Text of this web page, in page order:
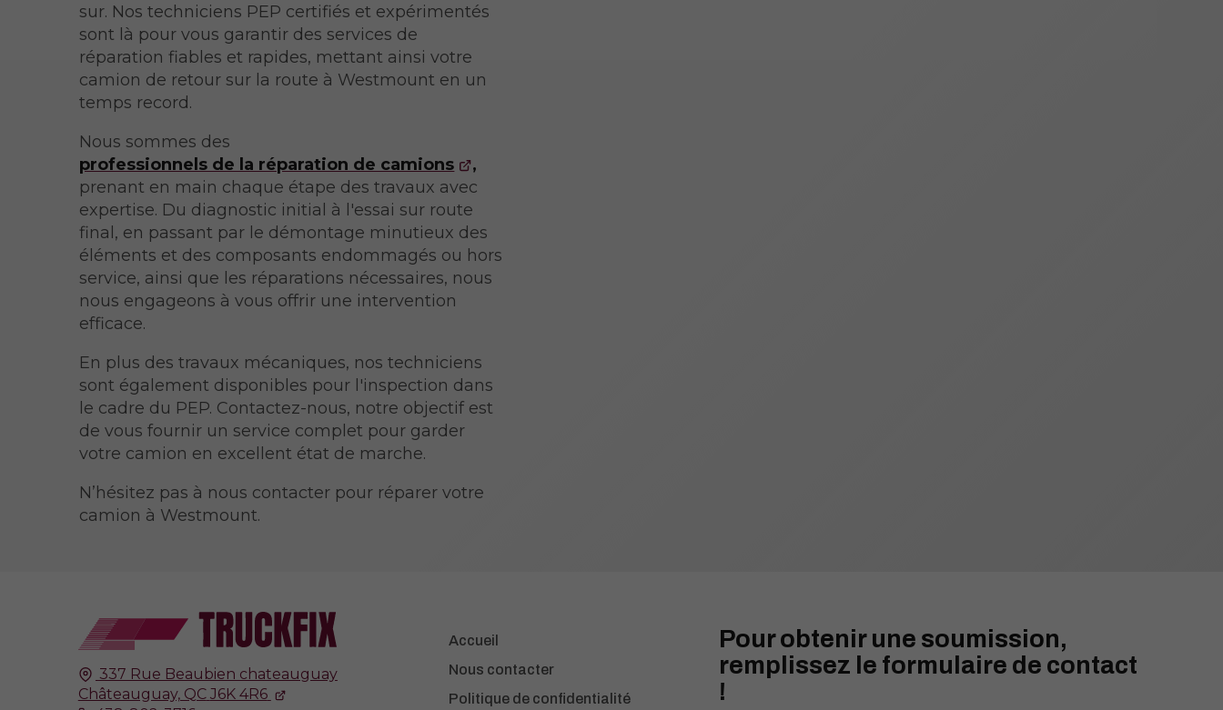
sur. Nos techniciens PEP certifiés et expérimentés
sont là pour vous garantir des services de
réparation fiables et rapides, mettant ainsi votre
camion de retour sur la route à Westmount en un
temps record.
Nous sommes des
professionnels de la réparation de camions
,
prenant en main chaque étape des travaux avec
expertise. Du diagnostic initial à l'essai sur route
final, en passant par le démontage minutieux des
éléments et des composants endommagés ou hors
service, ainsi que les réparations nécessaires, nous
nous engageons à vous offrir une intervention
efficace.
En plus des travaux mécaniques, nos techniciens
sont également disponibles pour l'inspection dans
le cadre du PEP. Contactez-nous, notre objectif est
de vous fournir un service complet pour garder
votre camion en excellent état de marche.
N’hésitez pas à nous contacter pour réparer votre
camion à Westmount.
337 Rue Beaubien chateauguay
Châteauguay, QC J6K 4R6
Accueil
Nous contacter
Politique de confidentialité
Pour obtenir une soumission,
remplissez le formulaire de contact
!